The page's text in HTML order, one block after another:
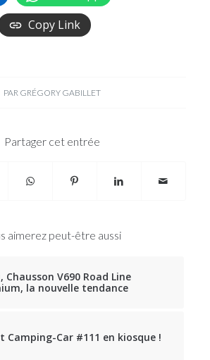
Copy Link
PAR GRÉGORY GABILLET
Partager cet entrée
aimerez peut-être aussi
Chausson V690 Road Line
la nouvelle tendance
Camping-Car #111 en kiosque !